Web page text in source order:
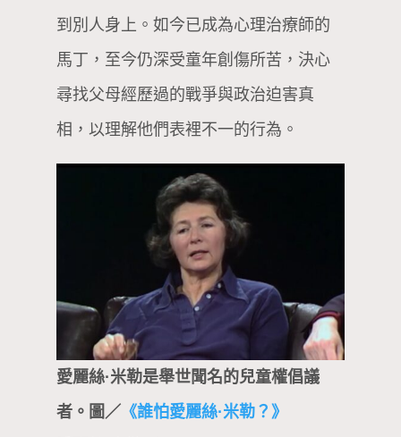
到別人身上。如今已成為心理治療師的
馬丁，至今仍深受童年創傷所苦，決心
尋找父母經歷過的戰爭與政治迫害真
相，以理解他們表裡不一的行為。
愛麗絲·米勒是舉世聞名的兒童權倡議
者。圖／ 《誰怕愛麗絲·米勒？》